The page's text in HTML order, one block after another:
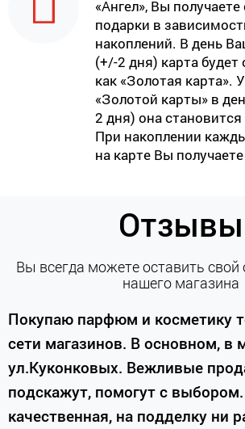
«Ангел», Вы получаете
подарки в
накоплений. В день
(+/-2 дня) карта будет
как «Золотая карта».
«Золотой карты» в
2 дня) она
При накоплении
на карте Вы
Отзывы
Вы всегда можете оставить свой
нашего магазина
Покупаю парфюм и косметику
сети магазинов. В основном, в
ул.Куконковых. Вежливые
подскажут, помогут с
качественная, на подделку ни